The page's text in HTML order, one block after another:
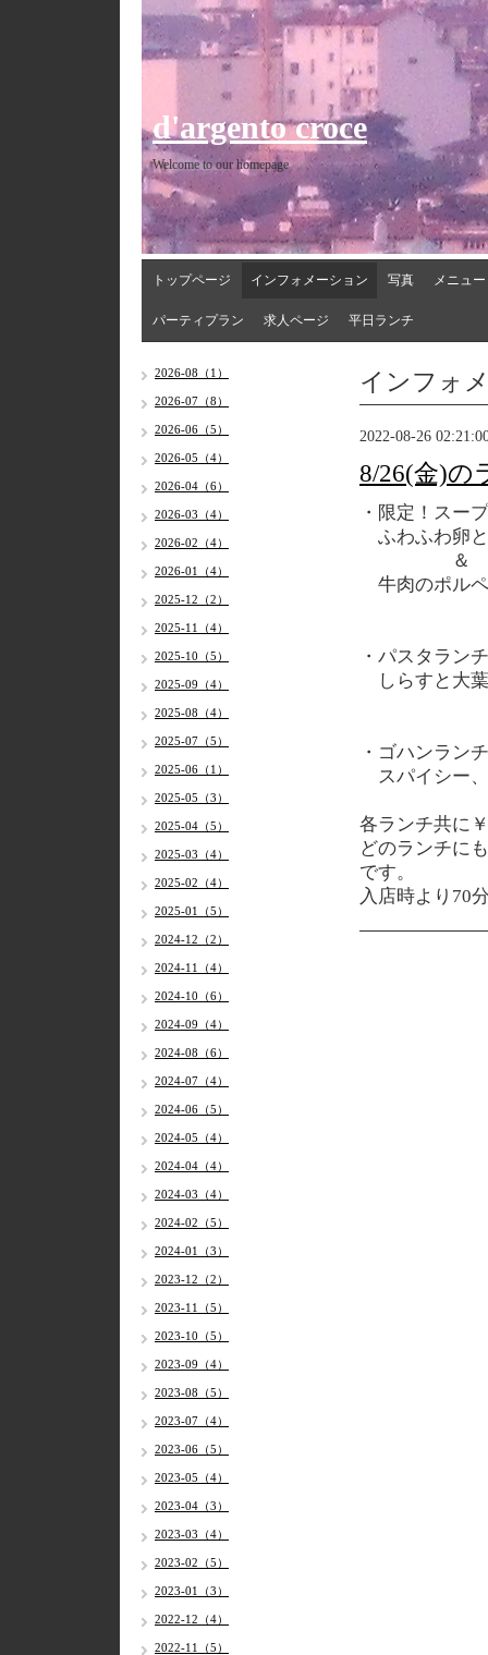
d'argento croce
Welcome to our homepage
トップページ インフォメーション 写真 メニュー
パーティプラン 求人ページ 平日ランチ
インフォ
2022-08-26
8/26(金)の
・限定！スー
ふわふわ卵
＆
牛肉のポル
・パスタランチ
しらすと大
・ゴハンランチ
スパイシー
各ランチ共に
どのランチに
です。
入店時より70
2026-08（1）
2026-07（8）
2026-06（5）
2026-05（4）
2026-04（6）
2026-03（4）
2026-02（4）
2026-01（4）
2025-12（2）
2025-11（4）
2025-10（5）
2025-09（4）
2025-08（4）
2025-07（5）
2025-06（1）
2025-05（3）
2025-04（5）
2025-03（4）
2025-02（4）
2025-01（5）
2024-12（2）
2024-11（4）
2024-10（6）
2024-09（4）
2024-08（6）
2024-07（4）
2024-06（5）
2024-05（4）
2024-04（4）
2024-03（4）
2024-02（5）
2024-01（3）
2023-12（2）
2023-11（5）
2023-10（5）
2023-09（4）
2023-08（5）
2023-07（4）
2023-06（5）
2023-05（4）
2023-04（3）
2023-03（4）
2023-02（5）
2023-01（3）
2022-12（4）
2022-11（5）